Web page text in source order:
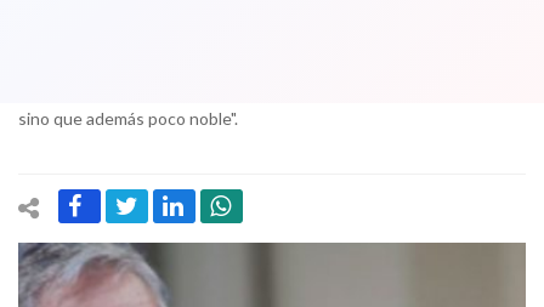
sino que además poco noble".